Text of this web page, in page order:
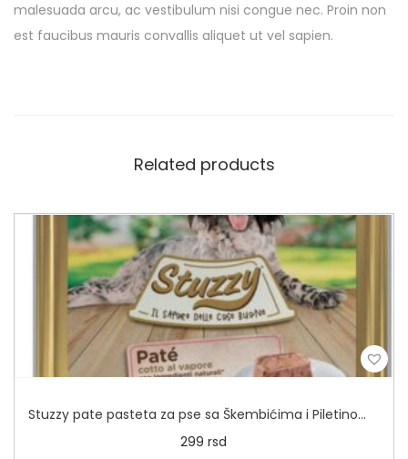
malesuada arcu, ac vestibulum nisi congue nec. Proin non
est faucibus mauris convallis aliquet ut vel sapien.
Related products
Stuzzy pate pasteta za pse sa Škembićima i Piletinom 300g
299rsd